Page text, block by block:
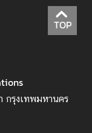
TOP
กรุงเทพมหานคร